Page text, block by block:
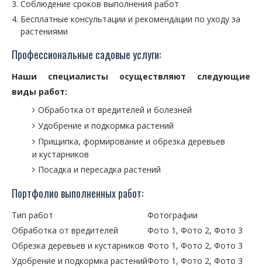
Соблюдение сроков выполнения работ
Бесплатные консультации и рекомендации по уходу за
растениями
Профессиональные садовые услуги:
Наши специалисты осуществляют следующие
виды работ:
Обработка от вредителей и болезней
Удобрение и подкормка растений
Прищипка, формирование и обрезка деревьев
и кустарников
Посадка и пересадка растений
Портфолио выполненных работ:
Тип работ
Фотографии
Обработка от вредителей
Фото 1, Фото 2, Фото 3
Обрезка деревьев и кустарников Фото 1, Фото 2, Фото 3
Удобрение и подкормка растенийФото 1, Фото 2, Фото 3